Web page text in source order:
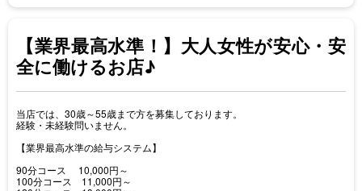
【業界最高水準！】大人女性が安心・安
全に働けるお店♪
当店では、30歳～55歳まで方を募集しております。
経験・未経験問いません。
【業界最高水準の給与システム】
90分コース 10,000円～
100分コース 11,000円～